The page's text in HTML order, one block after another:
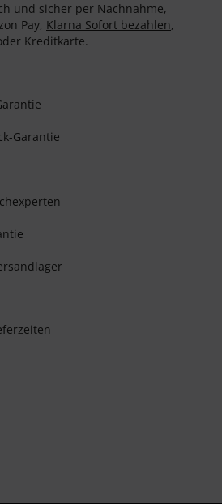
und sicher per Nachnahme,
Pay, Klarna Sofort bezahlen,
Kreditkarte.
Garantie